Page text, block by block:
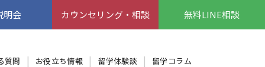
明会 カウンセリング・相談 無料LINE相談
質問 お役立ち情報 留学体験談 留学コラム